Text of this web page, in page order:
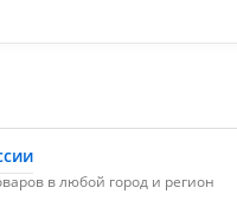
в любой город и регион